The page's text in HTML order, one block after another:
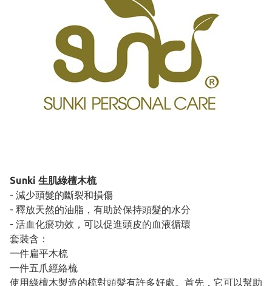
Sunki 生肌綠檀木梳
- 減少頭髮的斷裂和損傷
- 釋放天然的油脂，有助於保持頭髮的水分
- 活血化瘀功效，可以促進頭皮的血液循環
套裝含：
一件扁平木梳
一件五爪經絡梳
使用綠檀木製造的梳對頭髮有許多好處。首先，它可以幫助